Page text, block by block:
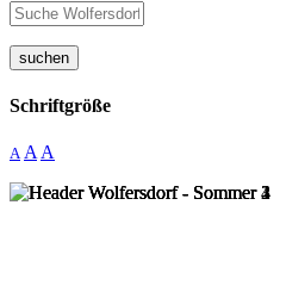
suchen
Schriftgröße
A A A